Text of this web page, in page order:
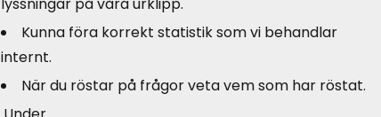
lyssningar på våra urklipp.
Kunna föra korrekt statistik som vi behandlar
internt.
När du röstar på frågor veta vem som har röstat.